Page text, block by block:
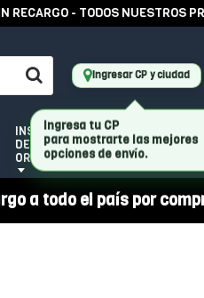
- TODOS NUESTROS
Ingresar CP y ciudad
INSTRUMENTOS
DE CUERDA
ORQUESTALES
PARA
a todo el país por